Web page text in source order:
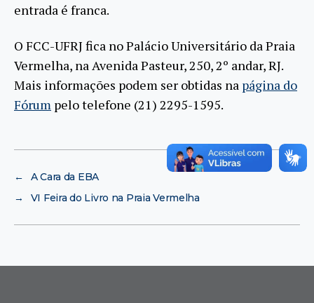
entrada é franca.
O FCC-UFRJ fica no Palácio Universitário da Praia
Vermelha, na Avenida Pasteur, 250, 2º andar, RJ.
Mais informações podem ser obtidas na página do
Fórum pelo telefone (21) 2295-1595.
←
A Cara da EBA
→
VI Feira do Livro na Praia Vermelha